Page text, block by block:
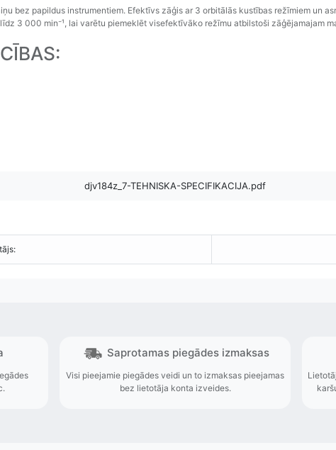
bez papildus instrumentiem. Efektīvs zāģis ar 3 orbitālās kustības režīmiem un
3 000 min⁻¹, lai varētu piemeklēt visefektīvāko režīmu atbilstoši zāģējamajam
djv184z_7-TEHNISKA-SPECIFIKACIJA.pdf